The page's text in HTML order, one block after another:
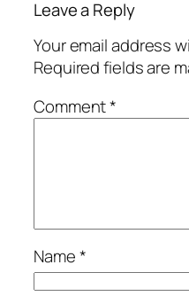
Leave a Reply
Your email address
Required fields are
Comment*
Name*